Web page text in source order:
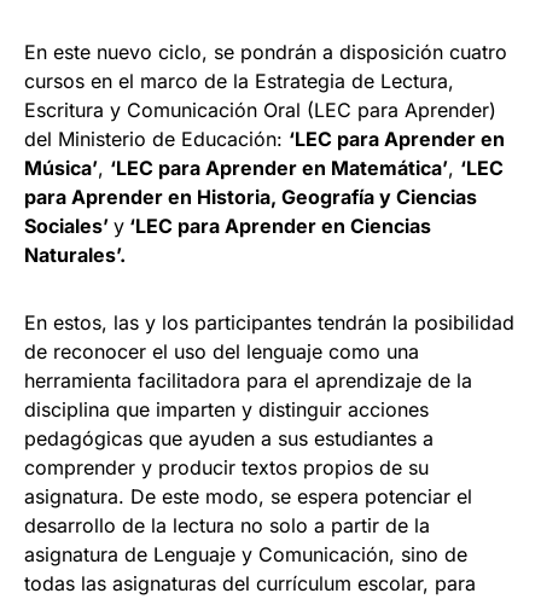
En este nuevo ciclo, se pondrán a disposición cuatro
cursos en el marco de la Estrategia de Lectura,
Escritura y Comunicación Oral (LEC para Aprender)
del Ministerio de Educación: ‘LEC para Aprender en
Música’, ‘LEC para Aprender en Matemática’, ‘LEC
para Aprender en Historia, Geografía y Ciencias
Sociales’ y ‘LEC para Aprender en Ciencias
Naturales’.
En estos, las y los participantes tendrán la posibilidad
de reconocer el uso del lenguaje como una
herramienta facilitadora para el aprendizaje de la
disciplina que imparten y distinguir acciones
pedagógicas que ayuden a sus estudiantes a
comprender y producir textos propios de su
asignatura. De este modo, se espera potenciar el
desarrollo de la lectura no solo a partir de la
asignatura de Lenguaje y Comunicación, sino de
todas las asignaturas del currículum escolar, para